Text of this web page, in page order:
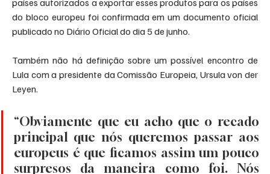
do bloco europeu foi confirmada em um documento oficial
publicado no Diário Oficial do dia 5 de junho.
Também não há definição sobre um possível encontro de
Lula com a presidente da Comissão Europeia, Ursula von der
Leyen.
“Obviamente que eu acho que o recado
principal que nós queremos passar aos
europeus é que ficamos assim um pouco
surpresos da maneira como foi. Nós